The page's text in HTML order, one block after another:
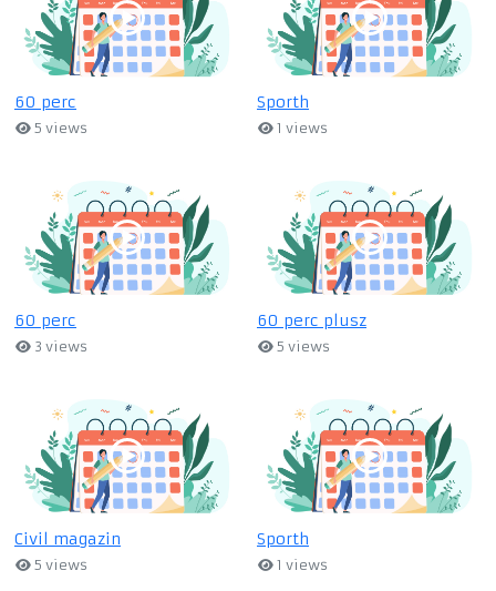
60 perc
5 views
Sporth
1 views
60 perc
3 views
60 perc plusz
5 views
Civil magazin
5 views
Sporth
1 views